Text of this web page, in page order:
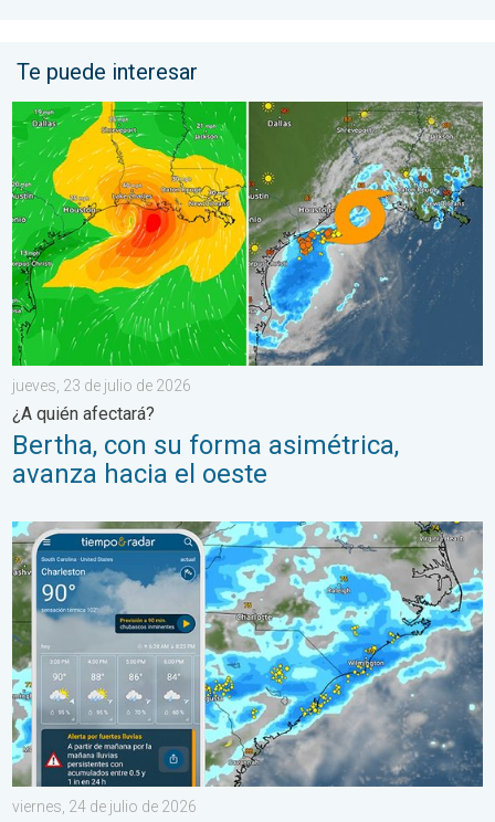
Te puede interesar
Bertha, con su forma asimétrica, avanza hacia el oeste. ¿A
jueves, 23 de julio de 2026
¿A quién afectará?
Bertha, con su forma asimétrica,
avanza hacia el oeste
El episodio de lluvias que se ha prolongado durante varios
viernes, 24 de julio de 2026